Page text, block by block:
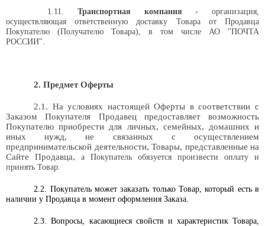
1.11. Транспортная компания -организация,
осуществляющая ответственную доставку Товара от Продавца
Покупателю (Получателю Товара), в том числе АО "ПОЧТА
РОССИИ".
2. Предмет Оферты
2.1. На условиях настоящей Оферты в соответствии с
Заказом Покупателя Продавец предоставляет возможность
Покупателю приобрести для личных, семейных, домашних и
иных нужд, не связанных с осуществлением
предпринимательской деятельности, Товары, представленные на
Сайте Продавца, а Покупатель обязуется произвести оплату и
принять Товар.
2.2. Покупатель может заказать только Товар, который есть в
наличии у Продавца в момент оформления Заказа.
2.3. Вопросы, касающиеся свойств и характеристик Товара,